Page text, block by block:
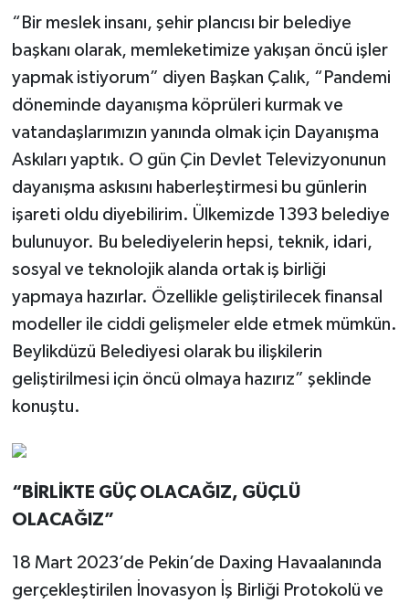
“Bir meslek insanı, şehir plancısı bir belediye
başkanı olarak, memleketimize yakışan öncü işler
yapmak istiyorum” diyen Başkan Çalık, “Pandemi
döneminde dayanışma köprüleri kurmak ve
vatandaşlarımızın yanında olmak için Dayanışma
Askıları yaptık. O gün Çin Devlet Televizyonunun
dayanışma askısını haberleştirmesi bu günlerin
işareti oldu diyebilirim. Ülkemizde 1393 belediye
bulunuyor. Bu belediyelerin hepsi, teknik, idari,
sosyal ve teknolojik alanda ortak iş birliği
yapmaya hazırlar. Özellikle geliştirilecek finansal
modeller ile ciddi gelişmeler elde etmek mümkün.
Beylikdüzü Belediyesi olarak bu ilişkilerin
geliştirilmesi için öncü olmaya hazırız” şeklinde
konuştu.
“BİRLİKTE GÜÇ OLACAĞIZ, GÜÇLÜ
OLACAĞIZ”
18 Mart 2023’de Pekin’de Daxing Havaalanında
gerçekleştirilen İnovasyon İş Birliği Protokolü ve